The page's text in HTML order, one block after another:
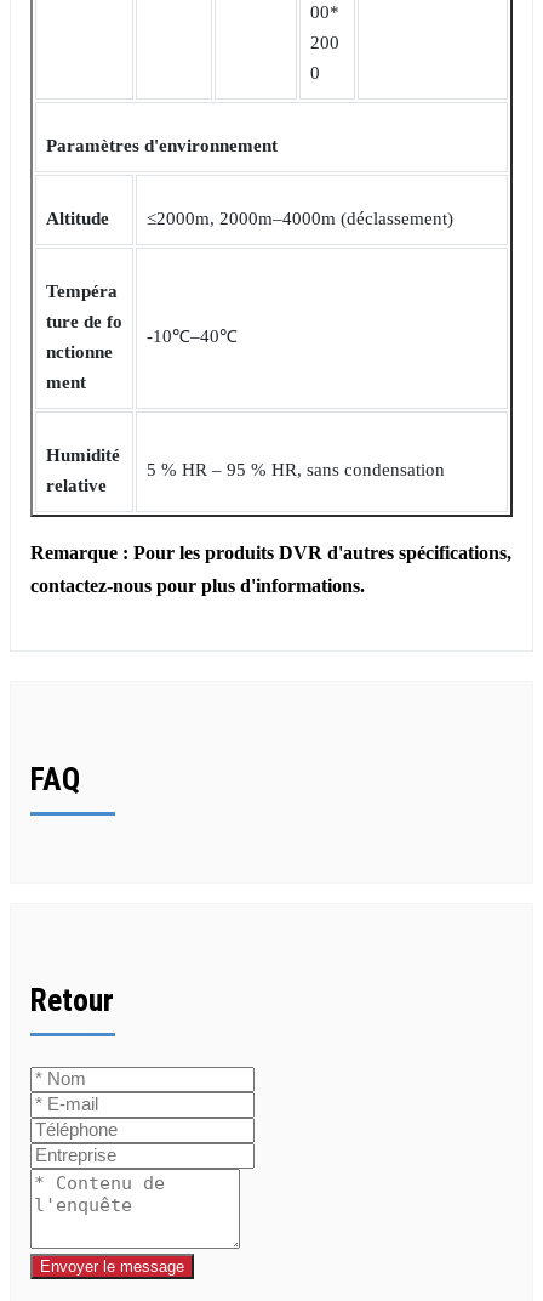
00*
200
0
Paramètres d'environnement
Altitude ≤2000m, 2000m‒4000m (déclassement)
Tempéra
ture de fo
nctionne
ment
-10℃‒40℃
Humidité
relative
5 % HR ‒ 95 % HR, sans condensation
Remarque : Pour les produits DVR d'autres spécifications,
contactez-nous pour plus d'informations.
FAQ
Retour
Envoyer le message